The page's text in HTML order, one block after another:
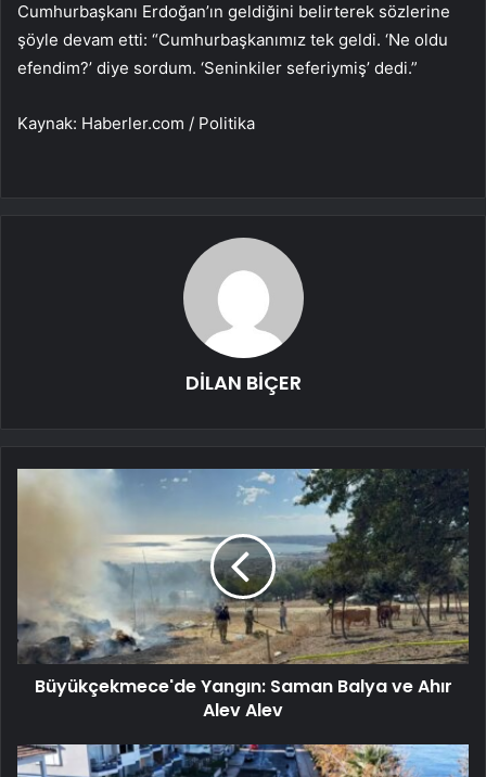
Cumhurbaşkanı Erdoğan’ın geldiğini belirterek sözlerine
şöyle devam etti: “Cumhurbaşkanımız tek geldi. ‘Ne oldu
efendim?’ diye sordum. ‘Seninkiler seferiymiş’ dedi.”
Kaynak: Haberler.com / Politika
DİLAN BİÇER
Büyükçekmece'de Yangın: Saman Balya ve Ahır
Alev Alev